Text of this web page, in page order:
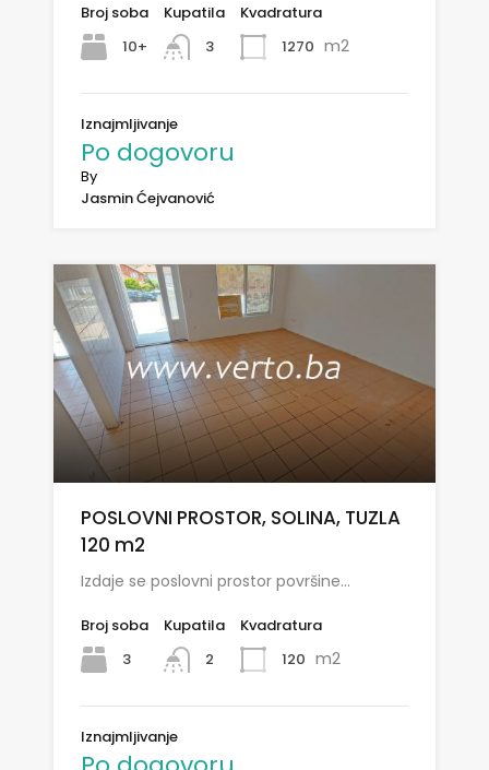
Broj soba
10+
Kupatila
3
Kvadratura
1270 m2
Iznajmljivanje
Po dogovoru
By
Jasmin Ćejvanović
POSLOVNI PROSTOR, SOLINA, TUZLA
120 m2
Izdaje se poslovni prostor površine…
Broj soba
3
Kupatila
2
Kvadratura
120 m2
Iznajmljivanje